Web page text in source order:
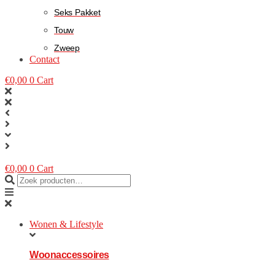
Seks Pakket
Touw
Zweep
Contact
€0,00 0 Cart
€0,00 0 Cart
Wonen & Lifestyle
Woonaccessoires